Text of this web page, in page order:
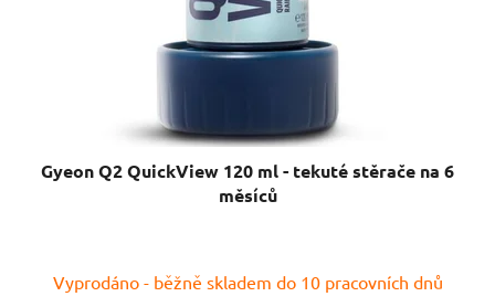
Gyeon Q2 QuickView 120 ml - tekuté stěrače na 6
měsíců
hodnocení
Vyprodáno - běžně skladem do 10 pracovních dnů